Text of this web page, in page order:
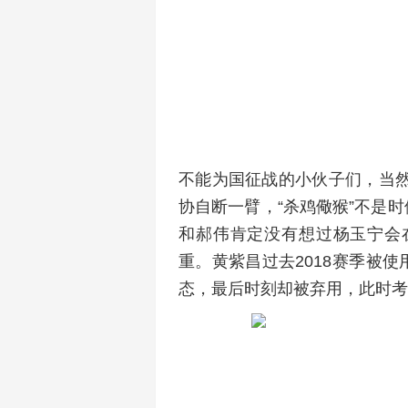
不能为国征战的小伙子们，当
协自断一臂，“杀鸡儆猴”不是
和郝伟肯定没有想过杨玉宁
重。黄紫昌过去2018赛季被使
态，最后时刻却被弃用，此时